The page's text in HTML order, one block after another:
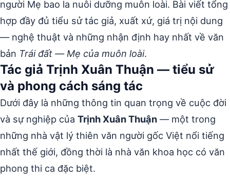
người Mẹ bao la nuôi dưỡng muôn loài. Bài viết tổng
hợp đầy đủ tiểu sử tác giả, xuất xứ, giá trị nội dung
— nghệ thuật và những nhận định hay nhất về văn
bản Trái đất — Mẹ của muôn loài.
Tác giả Trịnh Xuân Thuận — tiểu sử
và phong cách sáng tác
Dưới đây là những thông tin quan trọng về cuộc đời
và sự nghiệp của Trịnh Xuân Thuận — một trong
những nhà vật lý thiên văn người gốc Việt nổi tiếng
nhất thế giới, đồng thời là nhà văn khoa học có văn
phong thi ca đặc biệt.